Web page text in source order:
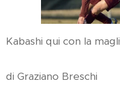
Kabashi qui con la
di Graziano Breschi